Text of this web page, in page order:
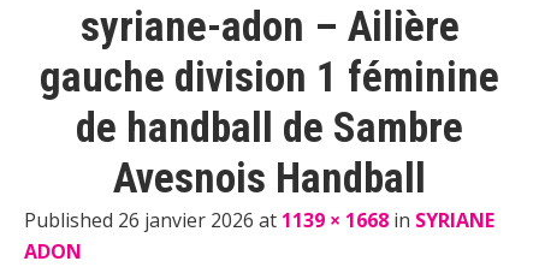
syriane-adon – Ailière
gauche division 1 féminine
de handball de Sambre
Avesnois Handball
Published 26 janvier 2026 at 1139 × 1668 in SYRIANE
ADON